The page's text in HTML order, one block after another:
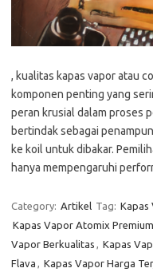
, kualitas kapas vapor atau
komponen penting yang
peran krusial dalam proses
bertindak sebagai
ke koil untuk dibakar.
hanya mempengaruhi
Category: Artikel Tag: Kapas
Kapas Vapor Atomix
Vapor Berkualitas , Kapas
Flava , Kapas Vapor Harga